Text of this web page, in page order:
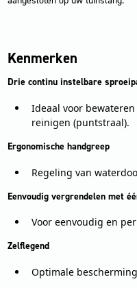
Kenmerken
Drie continu instelbare
Ideaal voor
reinigen (puntstraal).
Ergonomische handgreep
Regeling van
Eenvoudig vergrendelen met
Voor eenvoudig en
Zelflegend
Optimale